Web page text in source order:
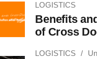
LOGISTICS
Benefits
of Cross
LOGISTICS